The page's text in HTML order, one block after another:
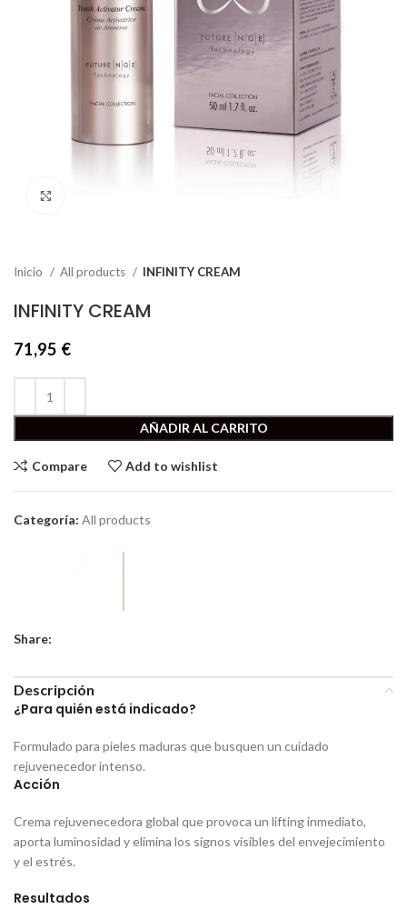
Inicio All products INFINITY CREAM
INFINITY CREAM
71,95 €
AÑADIR AL CARRITO
Compare Add to wishlist
Categoría: All products
Share:
Descripción
¿Para quién está indicado?
Formulado para pieles maduras que busquen un cuidado
rejuvenecedor intenso.
Acción
Crema rejuvenecedora global que provoca un lifting inmediato,
aporta luminosidad y elimina los signos visibles del envejecimiento
y el estrés.
Resultados